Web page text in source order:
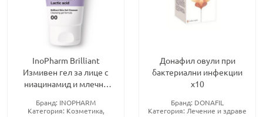
InoPharm Brilliant
Измивен гел за лице с
ниацинамид и млечна
Бранд: INOPHARM
Категория: Козметика,
Донафил овули при
бактериални инфекции
х10
Бранд: DONAFIL
Категория: Лечение и здраве